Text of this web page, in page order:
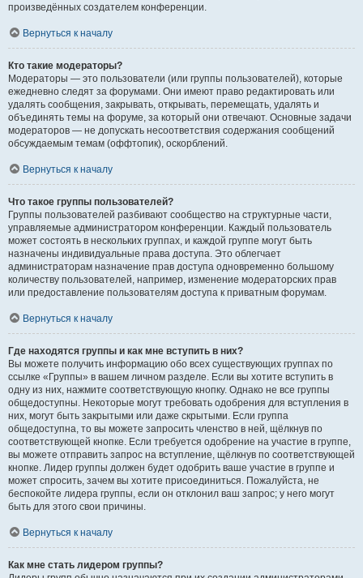
произведённых создателем конференции.
Вернуться к началу
Кто такие модераторы?
Модераторы — это пользователи (или группы пользователей), которые
ежедневно следят за форумами. Они имеют право редактировать или
удалять сообщения, закрывать, открывать, перемещать, удалять и
объединять темы на форуме, за который они отвечают. Основные задачи
модераторов — не допускать несоответствия содержания сообщений
обсуждаемым темам (оффтопик), оскорблений.
Вернуться к началу
Что такое группы пользователей?
Группы пользователей разбивают сообщество на структурные части,
управляемые администратором конференции. Каждый пользователь
может состоять в нескольких группах, и каждой группе могут быть
назначены индивидуальные права доступа. Это облегчает
администраторам назначение прав доступа одновременно большому
количеству пользователей, например, изменение модераторских прав
или предоставление пользователям доступа к приватным форумам.
Вернуться к началу
Где находятся группы и как мне вступить в них?
Вы можете получить информацию обо всех существующих группах по
ссылке «Группы» в вашем личном разделе. Если вы хотите вступить в
одну из них, нажмите соответствующую кнопку. Однако не все группы
общедоступны. Некоторые могут требовать одобрения для вступления в
них, могут быть закрытыми или даже скрытыми. Если группа
общедоступна, то вы можете запросить членство в ней, щёлкнув по
соответствующей кнопке. Если требуется одобрение на участие в группе,
вы можете отправить запрос на вступление, щёлкнув по соответствующей
кнопке. Лидер группы должен будет одобрить ваше участие в группе и
может спросить, зачем вы хотите присоединиться. Пожалуйста, не
беспокойте лидера группы, если он отклонил ваш запрос; у него могут
быть для этого свои причины.
Вернуться к началу
Как мне стать лидером группы?